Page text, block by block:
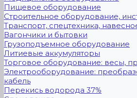
Пищевое оборудование
Строительное оборудование,
Транспорт, спецтехника,
Вагончики и бытовки
Грузоподъемное оборудование
Литиевые аккумуляторы
Торговое оборудование: весы,
Электрооборудование:
кабель
Перекись водорода 37%